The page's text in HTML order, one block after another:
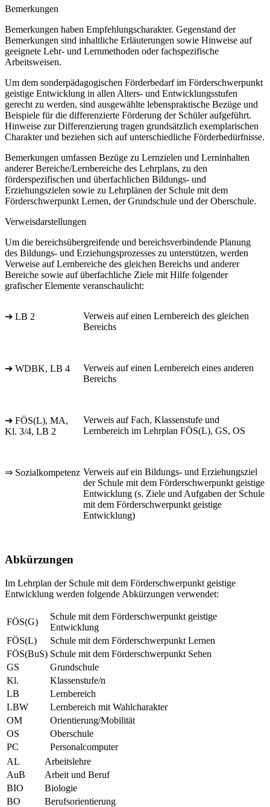
Bemerkungen
Bemerkungen haben Empfehlungscharakter. Gegenstand der
Bemerkungen sind inhaltliche Erläuterungen sowie Hinweise auf
geeignete Lehr- und Lernmethoden oder fachspezifische
Arbeitsweisen.
Um dem sonderpädagogischen Förderbedarf im Förderschwerpunkt
geistige Entwicklung in allen Alters- und Entwicklungsstufen
gerecht zu werden, sind ausgewählte lebenspraktische Bezüge und
Beispiele für die differenzierte Förderung der Schüler aufgeführt.
Hinweise zur Differenzierung tragen grundsätzlich exemplarischen
Charakter und beziehen sich auf unterschiedliche Förderbedürfnisse.
Bemerkungen umfassen Bezüge zu Lernzielen und Lerninhalten
anderer Bereiche/Lernbereiche des Lehrplans, zu den
förderspezifischen und überfachlichen Bildungs- und
Erziehungszielen sowie zu Lehrplänen der Schule mit dem
Förderschwerpunkt Lernen, der Grundschule und der Oberschule.
Verweisdarstellungen
Um die bereichsübergreifende und bereichsverbindende Planung
des Bildungs- und Erziehungsprozesses zu unterstützen, werden
Verweise auf Lernbereiche des gleichen Bereichs und anderer
Bereiche sowie auf überfachliche Ziele mit Hilfe folgender
grafischer Elemente veranschaulicht:
➔ LB 2
Verweis auf einen Lernbereich des gleichen
Bereichs
➔ WDBK, LB 4
Verweis auf einen Lernbereich eines anderen
Bereichs
➔ FÖS(L), MA,
Kl. 3/4, LB 2
Verweis auf Fach, Klassenstufe und
Lernbereich im Lehrplan FÖS(L), GS, OS
⇒ Sozialkompetenz Verweis auf ein Bildungs- und Erziehungsziel
der Schule mit dem Förderschwerpunkt geistige
Entwicklung (s. Ziele und Aufgaben der Schule
mit dem Förderschwerpunkt geistige
Entwicklung)
Abkürzungen
Im Lehrplan der Schule mit dem Förderschwerpunkt geistige
Entwicklung werden folgende Abkürzungen verwendet:
FÖS(G)
Schule mit dem Förderschwerpunkt geistige
Entwicklung
FÖS(L)
Schule mit dem Förderschwerpunkt Lernen
FÖS(BuS) Schule mit dem Förderschwerpunkt Sehen
GS
Grundschule
Kl.
Klassenstufe/n
LB
Lernbereich
LBW
Lernbereich mit Wahlcharakter
OM
Orientierung/Mobilität
OS
Oberschule
PC
Personalcomputer
AL
Arbeitslehre
AuB
Arbeit und Beruf
BIO
Biologie
BO
Berufsorientierung